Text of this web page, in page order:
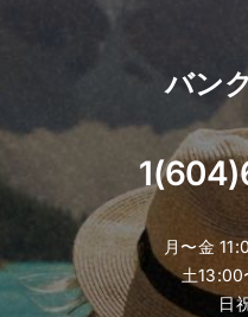
バン
月〜金
土13:00
日